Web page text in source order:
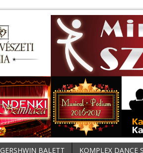
GERSHWIN BALETT
KOMPLEX DANCE